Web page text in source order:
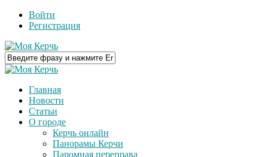
Войти
Регистрация
Главная
Новости
Статьи
О городе
Керчь онлайн
Панорамы Керчи
Паромная переправа